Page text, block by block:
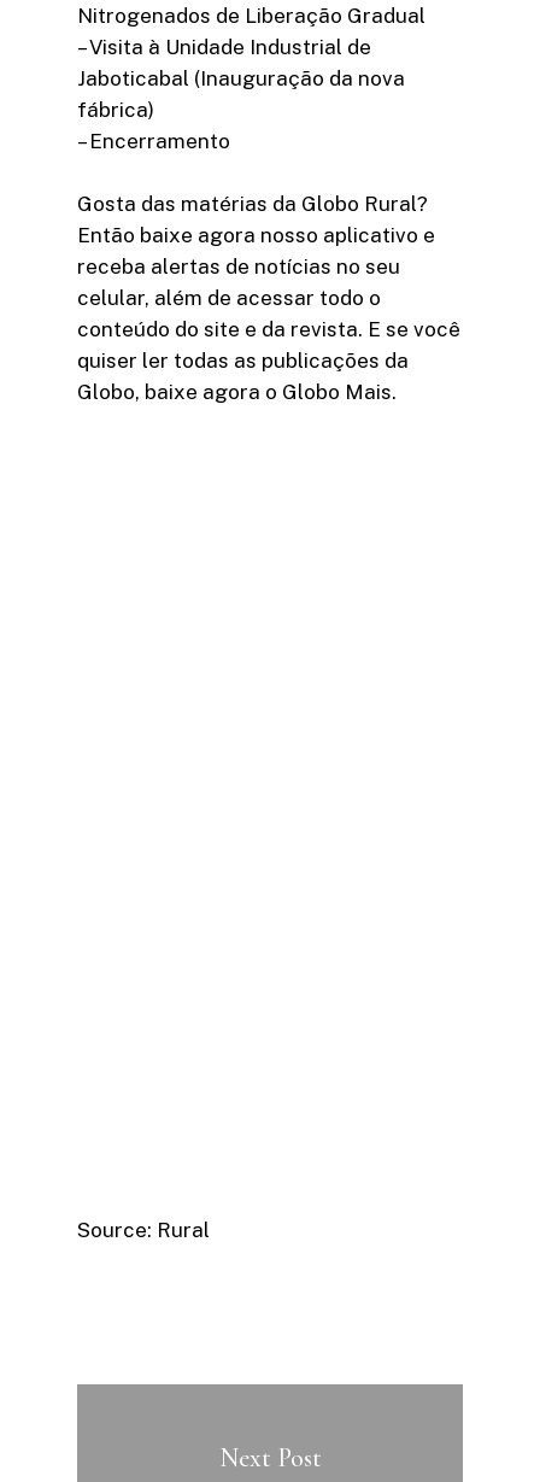
Nitrogenados de Liberação Gradual
– Visita à Unidade Industrial de
Jaboticabal (Inauguração da nova
fábrica)
– Encerramento
Gosta das matérias da Globo Rural?
Então baixe agora nosso aplicativo e
receba alertas de notícias no seu
celular, além de acessar todo o
conteúdo do site e da revista. E se você
quiser ler todas as publicações da
Globo, baixe agora o Globo Mais.
Source: Rural
Next Post